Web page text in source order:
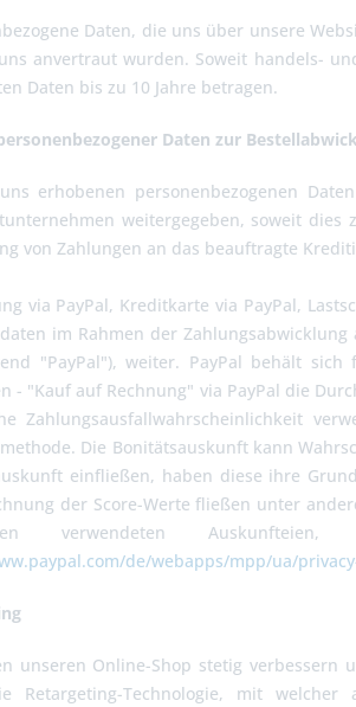
Daten, die uns über unsere
anvertraut wurden. Soweit handels-
Daten bis zu 10 Jahre betragen.
Daten zur
erhobenen personenbezogenen
weitergegeben, soweit
von Zahlungen an das beauftragte
via PayPal, Kreditkarte via PayPal,
im Rahmen der Zahlungsabwicklung
"PayPal"), weiter. PayPal behält
- "Kauf auf Rechnung" via PayPal die
Zahlungsausfallwahrscheinlichkeit
Die Bonitätsauskunft kann
einfließen, haben diese ihre
der Score-Werte fließen unter
verwendeten Auskunfteien,
de/webapps/mpp/ua/
unseren Online-Shop stetig verbessern
Retargeting-Technologie, mit